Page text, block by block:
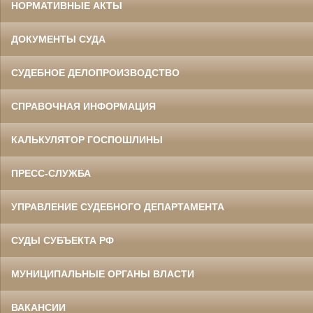
НОРМАТИВНЫЕ АКТЫ
ДОКУМЕНТЫ СУДА
СУДЕБНОЕ ДЕЛОПРОИЗВОДСТВО
СПРАВОЧНАЯ ИНФОРМАЦИЯ
КАЛЬКУЛЯТОР ГОСПОШЛИНЫ
ПРЕСС-СЛУЖБА
УПРАВЛЕНИЕ СУДЕБНОГО ДЕПАРТАМЕНТА
СУДЫ СУБЪЕКТА РФ
МУНИЦИПАЛЬНЫЕ ОРГАНЫ ВЛАСТИ
ВАКАНСИИ